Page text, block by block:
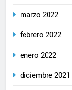
marzo 2022
febrero 2022
enero 2022
diciembre 2021